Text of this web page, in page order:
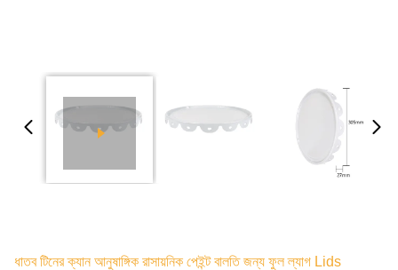
ধাতব টিনের ক্যান আনুষাঙ্গিক রাসায়নিক পেইন্ট বালতি জন্য ফুল ল্যাগ Lids